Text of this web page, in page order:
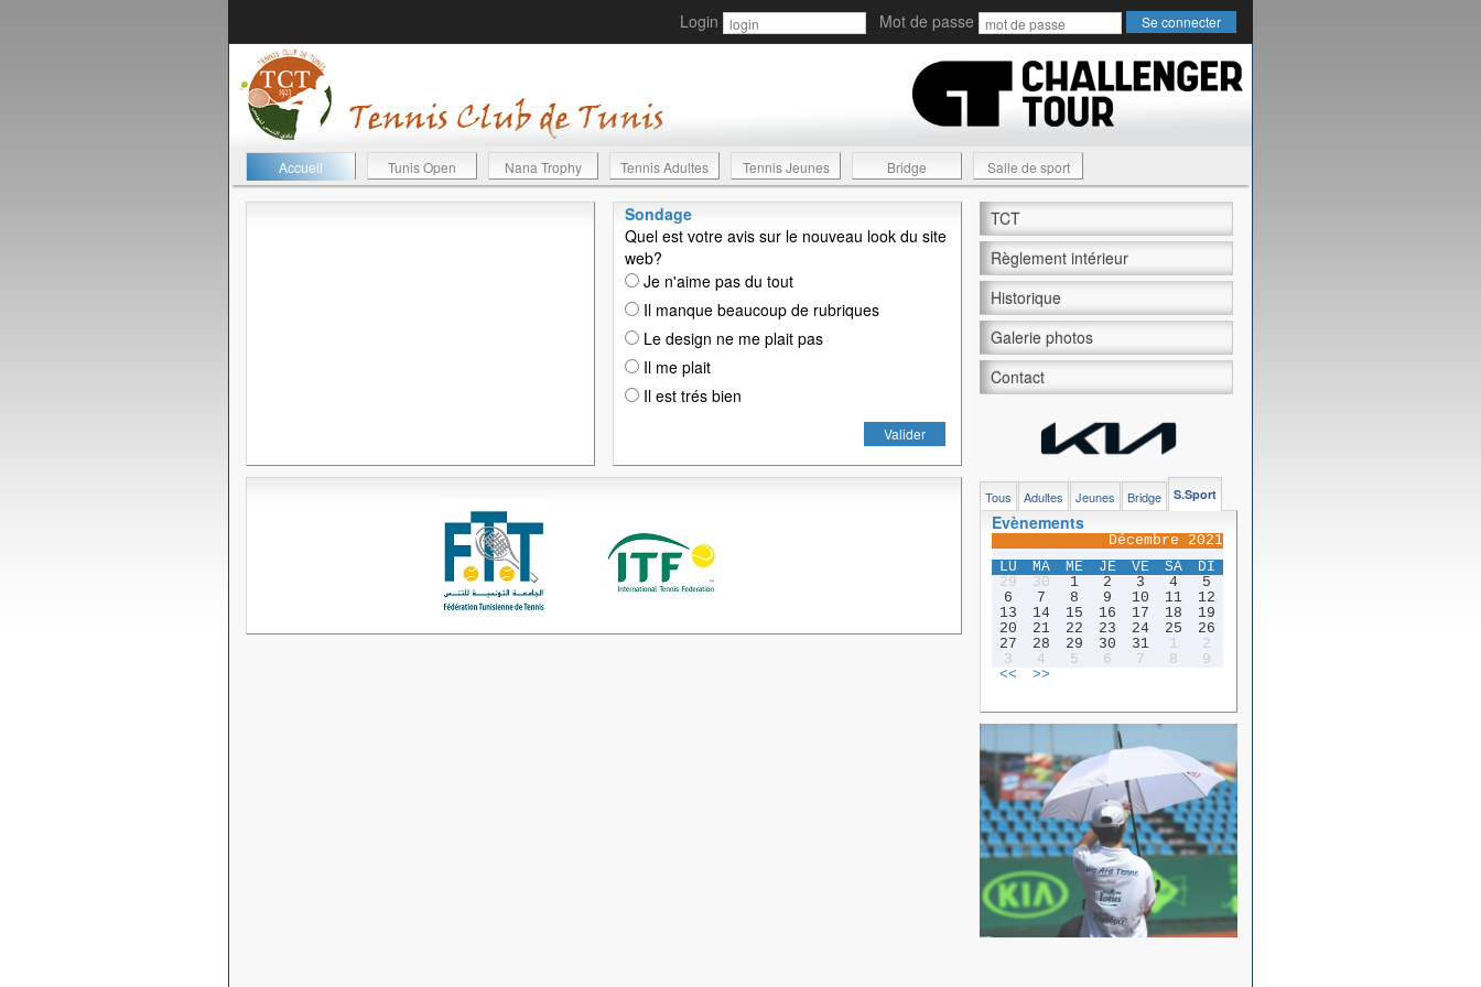
Login Mot de passe
Accueil Tunis Open Nana Trophy Tennis Adultes Tennis Jeunes Bridge Salle de sport
Sondage
Quel est votre avis sur le nouveau look du site
web?
Je n'aime pas du tout
Il manque beaucoup de rubriques
Le design ne me plait pas
Il me plait
Il est trés bien
Valider
TCT
Règlement intérieur
Historique
Galerie photos
Contact
Tous Adultes Jeunes Bridge S.Sport
Evènements
Décembre 2021
LU
MA ME JE VE SA
DI
29
30 1 2 3 4
5
6
7 8 9 10 11
12
13
14 15 16 17 18
19
20
21 22 23 24 25
26
27
28 29 30 31 1
2
3
4 5 6 7 8
9
<<
>>